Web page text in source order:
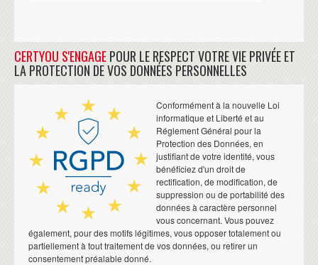
CERTYOU S'ENGAGEPOUR LE RESPECT VOTRE VIE PRIVÉE ET
LA PROTECTION DE VOS DONNÉES PERSONNELLES
Conformément à la nouvelle Loi
informatique et Liberté et au
Réglement Général pour la
Protection des Données, en
justifiant de votre identité, vous
bénéficiez d'un droit de
rectification, de modification, de
suppression ou de portabilité des
données à caractère personnel
vous concernant. Vous pouvez
également, pour des motifs légitimes, vous opposer totalement ou
partiellement à tout traitement de vos données, ou retirer un
consentement préalable donné.